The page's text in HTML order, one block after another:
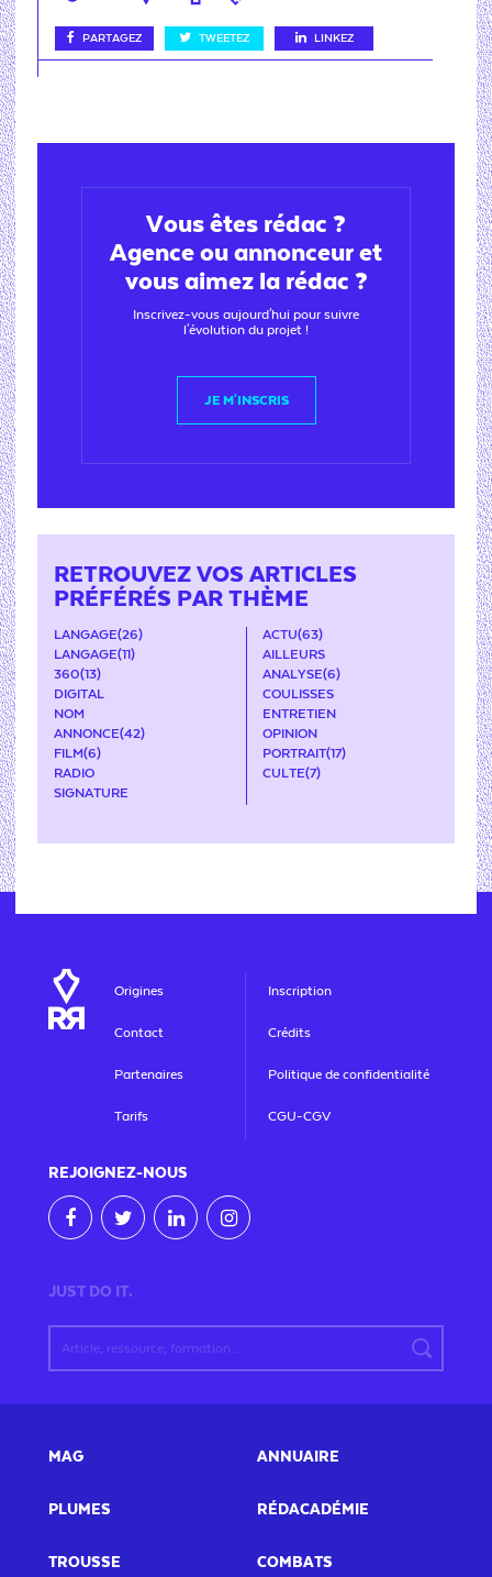
PARTAGEZ TWEETEZ LINKEZ
Vous êtes rédac ?
Agence ou annonceur et
vous aimez la rédac ?
Inscrivez-vous aujourd'hui pour suivre
l'évolution du projet !
JE M'INSCRIS
RETROUVEZ VOS ARTICLES
PRÉFÉRÉS PAR THÈME
LANGAGE(26)
LANGAGE(11)
360(13)
DIGITAL
NOM
ANNONCE(42)
FILM(6)
RADIO
SIGNATURE
ACTU(63)
AILLEURS
ANALYSE(6)
COULISSES
ENTRETIEN
OPINION
PORTRAIT(17)
CULTE(7)
Origines
Contact
Partenaires
Tarifs
Inscription
Crédits
Politique de confidentialité
CGU-CGV
REJOIGNEZ-NOUS
JUST DO IT.
MAG ANNUAIRE
PLUMES RÉDACADÉMIE
TROUSSE COMBATS